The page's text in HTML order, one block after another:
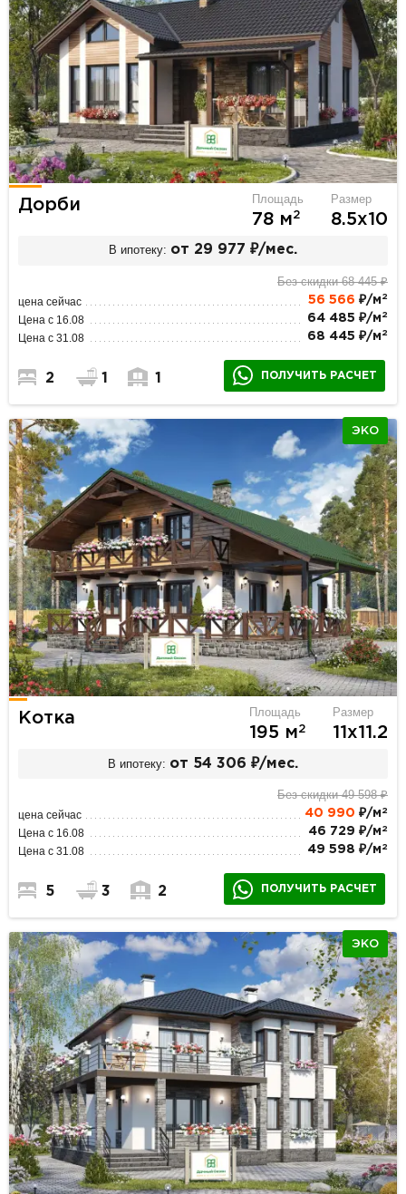
Дорби Площадь
78 м2
Размер
8.5х10
В ипотеку: от 29 977 ₽/мес.
Без скидки 68 445 ₽
цена сейчас 56 566 ₽/м 2
Цена с 16.08 64 485 ₽/м 2
Цена с 31.08 68 445 ₽/м 2
2 1 1 ПОЛУЧИТЬ РАСЧЕТ
ЭКО
Котка Площадь
195 м2
Размер
11х11.2
В ипотеку: от 54 306 ₽/мес.
Без скидки 49 598 ₽
цена сейчас 40 990 ₽/м 2
Цена с 16.08 46 729 ₽/м 2
Цена с 31.08 49 598 ₽/м 2
5 3 2 ПОЛУЧИТЬ РАСЧЕТ
ЭКО